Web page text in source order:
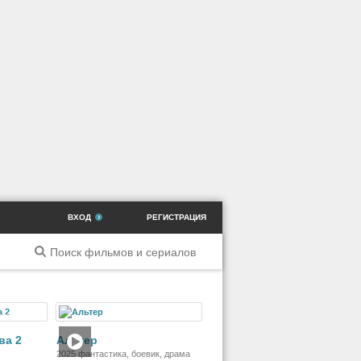
ВХОД РЕГИСТРАЦИЯ
2 Альтер
2025 фантастика, боевик, драма